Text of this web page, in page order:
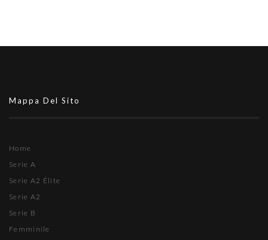
Mappa Del Sito
Home
Serie A
Serie A2 Élite
Serie A2
Serie B
Femminile